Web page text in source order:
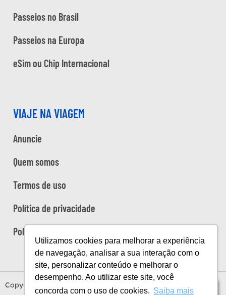
Utilizamos cookies para melhorar a experiência
de navegação, analisar a sua interação com o
site, personalizar conteúdo e melhorar o
desempenho. Ao utilizar este site, você
concorda com o uso de cookies. Saiba maisÍndice
Passeios no Brasil
Passeios na Europa
eSim ou Chip Internacional
VIAJE NA VIAGEM
Anuncie
Quem somos
Termos de uso
Política de privacidade
Política de cookies
Copyright Viaje na Viagem © 2026